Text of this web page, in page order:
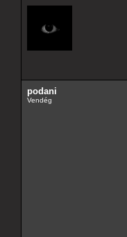
podani
Vendég